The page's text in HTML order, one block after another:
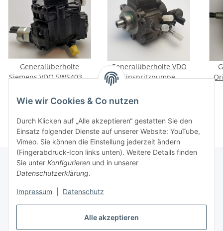
Alle akzeptieren
Wie wir Cookies & Co nutzen
Durch Klicken auf „Alle akzeptieren“ gestatten Sie den
Einsatz folgender Dienste auf unserer Website: YouTube,
Vimeo. Sie können die Einstellung jederzeit ändern
(Fingerabdruck-Icon links unten). Weitere Details finden
Sie unter Konfigurieren und in unserer
Datenschutzerklärung.
Impressum Datenschutz
Generalüberholte
Siemens VDO 5WS40380
Citroen Volvo Ford
Generalüberholte VDO
Einspritzpumpe